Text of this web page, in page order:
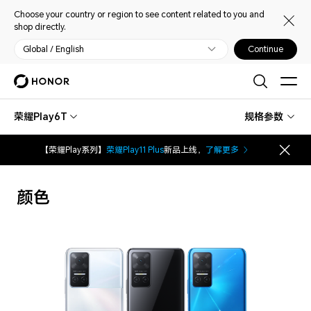
Choose your country or region to see content related to you and
shop directly.
Global / English Continue
荣耀Play6T 规格参数
【荣耀Play系列】 荣耀Play11 Plus新品上线， 了解更多